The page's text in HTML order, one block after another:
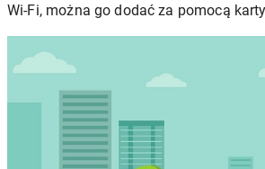
Wi-Fi, można go dodać za pomocą